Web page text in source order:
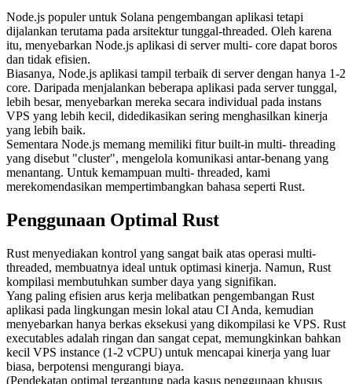
Node.js populer untuk Solana pengembangan aplikasi tetapi
dijalankan terutama pada arsitektur tunggal-threaded. Oleh karena
itu, menyebarkan Node.js aplikasi di server multi- core dapat boros
dan tidak efisien.
Biasanya, Node.js aplikasi tampil terbaik di server dengan hanya 1-2
core. Daripada menjalankan beberapa aplikasi pada server tunggal,
lebih besar, menyebarkan mereka secara individual pada instans
VPS yang lebih kecil, didedikasikan sering menghasilkan kinerja
yang lebih baik.
Sementara Node.js memang memiliki fitur built-in multi- threading
yang disebut "cluster", mengelola komunikasi antar-benang yang
menantang. Untuk kemampuan multi- threaded, kami
merekomendasikan mempertimbangkan bahasa seperti Rust.
Penggunaan Optimal Rust
Rust menyediakan kontrol yang sangat baik atas operasi multi-
threaded, membuatnya ideal untuk optimasi kinerja. Namun, Rust
kompilasi membutuhkan sumber daya yang signifikan.
Yang paling efisien arus kerja melibatkan pengembangan Rust
aplikasi pada lingkungan mesin lokal atau CI Anda, kemudian
menyebarkan hanya berkas eksekusi yang dikompilasi ke VPS. Rust
executables adalah ringan dan sangat cepat, memungkinkan bahkan
kecil VPS instance (1-2 vCPU) untuk mencapai kinerja yang luar
biasa, berpotensi mengurangi biaya.
(Pendekatan optimal tergantung pada kasus penggunaan khusus